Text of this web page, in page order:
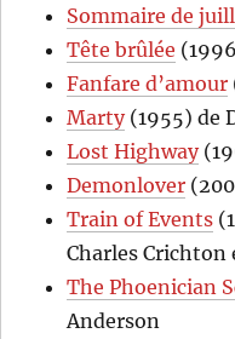
Sommaire de
Tête brûlée
Fanfare d’amour
Marty(1955) de
Lost Highway
Demonlover
Train of Events
Charles Crichton
The Phoenician
Anderson